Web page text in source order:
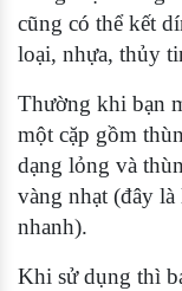
cũng có thể kết
loại, nhựa, thủy
Thường khi bạn
một cặp gồm
dạng lỏng và
vàng nhạt (đây
nhanh).
Khi sử dụng thì